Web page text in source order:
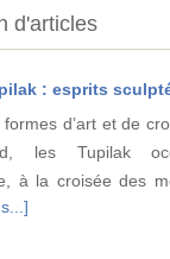
d'articles
: esprits
formes d’art et de
les Tupilak
à la croisée des